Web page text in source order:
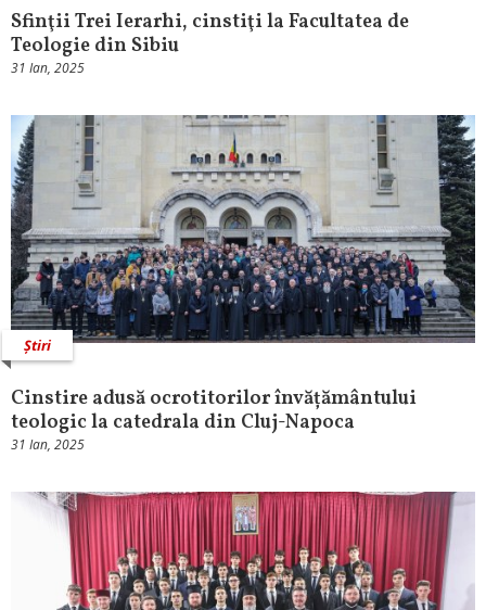
Sfinţii Trei Ierarhi, cinstiţi la Facultatea de
Teologie din Sibiu
31 Ian, 2025
Știri
Cinstire adusă ocrotitorilor învățământului
teologic la catedrala din Cluj-Napoca
31 Ian, 2025